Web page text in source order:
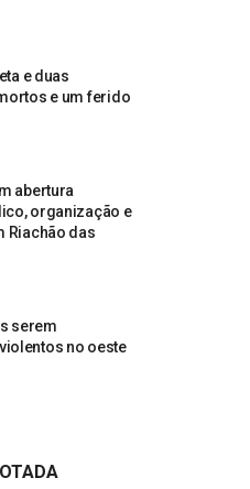
e duas
e um ferido
abertura
organização e
Riachão das
serem
no oeste